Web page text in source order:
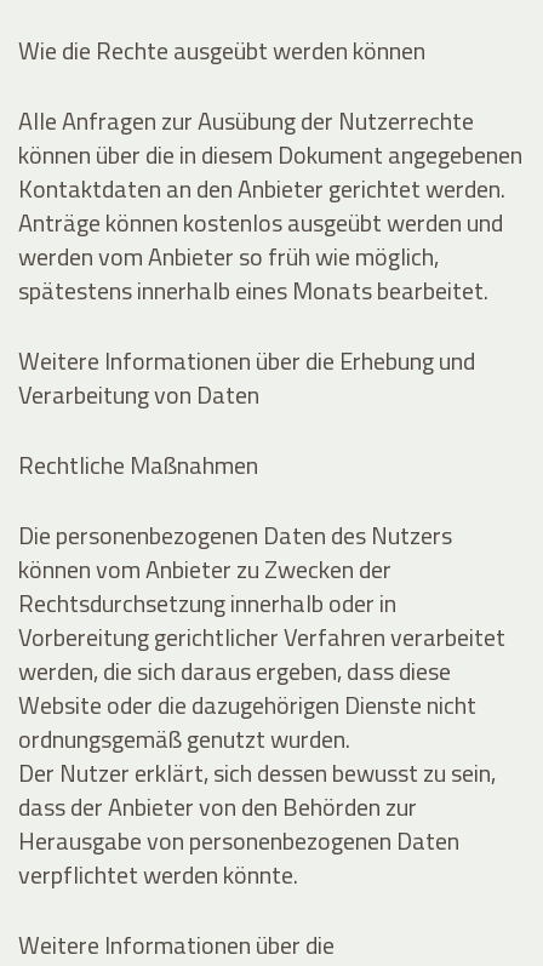
Wie die Rechte ausgeübt werden können
Alle Anfragen zur Ausübung der Nutzerrechte
können über die in diesem Dokument angegebenen
Kontaktdaten an den Anbieter gerichtet werden.
Anträge können kostenlos ausgeübt werden und
werden vom Anbieter so früh wie möglich,
spätestens innerhalb eines Monats bearbeitet.
Weitere Informationen über die Erhebung und
Verarbeitung von Daten
Rechtliche Maßnahmen
Die personenbezogenen Daten des Nutzers
können vom Anbieter zu Zwecken der
Rechtsdurchsetzung innerhalb oder in
Vorbereitung gerichtlicher Verfahren verarbeitet
werden, die sich daraus ergeben, dass diese
Website oder die dazugehörigen Dienste nicht
ordnungsgemäß genutzt wurden.
Der Nutzer erklärt, sich dessen bewusst zu sein,
dass der Anbieter von den Behörden zur
Herausgabe von personenbezogenen Daten
verpflichtet werden könnte.
Weitere Informationen über die